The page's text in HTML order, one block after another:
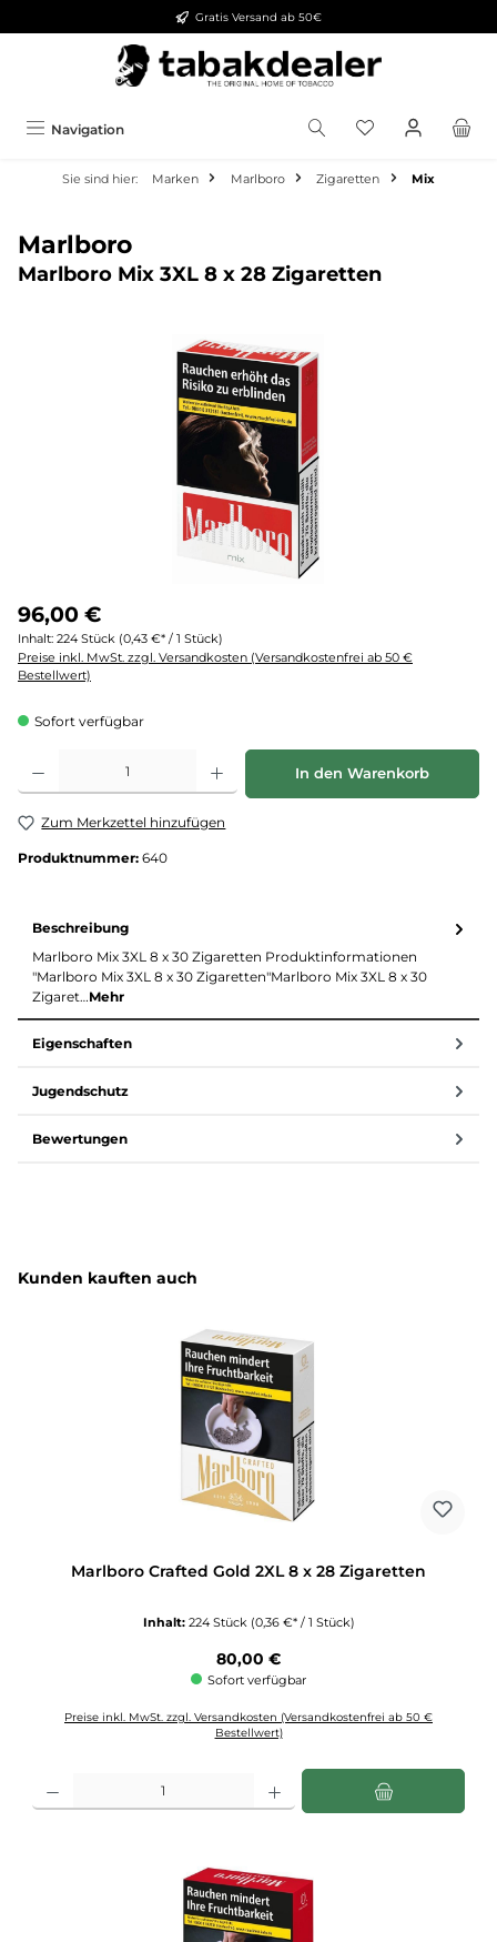
Gratis Versand ab 50€
Navigation
Sie sind hier: Marken Marlboro Zigaretten Mix
Marlboro
Marlboro Mix 3XL 8 x 28 Zigaretten
Bildergalerie überspringen
96,00 €
Inhalt: 224 Stück (0,43 €* / 1 Stück)
Preise inkl. MwSt. zzgl. Versandkosten (Versandkostenfrei ab 50 €
Bestellwert)
Sofort verfügbar
Produkt Anzahl: Gib den gewünschten Wert ein oder benutze die Schaltflächen
In den Warenkorb
Zum Merkzettel hinzufügen
Produktnummer: 640
Beschreibung
Marlboro Mix 3XL 8 x 30 Zigaretten Produktinformationen
"Marlboro Mix 3XL 8 x 30 Zigaretten"Marlboro Mix 3XL 8 x 30
Zigaret…Mehr
Eigenschaften
Jugendschutz
Bewertungen
Produktgalerie überspringen
Kunden kauften auch
Marlboro Crafted Gold 2XL 8 x 28 Zigaretten
Inhalt: 224 Stück (0,36 €* / 1 Stück)
Regulärer Preis:
80,00 €
Sofort verfügbar
Preise inkl. MwSt. zzgl. Versandkosten (Versandkostenfrei ab 50 €
Bestellwert)